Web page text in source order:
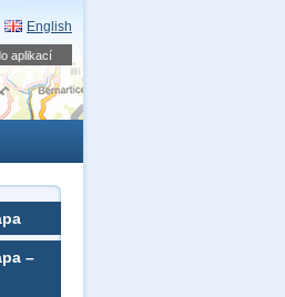
aplikací
English
–